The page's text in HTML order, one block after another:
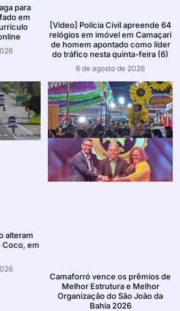
para
em
[Vídeo] Polícia Civil apreende 64
relógios em imóvel em Camaçari
de homem apontado como líder
do tráfico nesta quinta-feira (6)
6 de agosto de 2026
alteram
Coco, em
Camaforró vence os prêmios de
Melhor Estrutura e Melhor
Organização do São João da
Bahia 2026